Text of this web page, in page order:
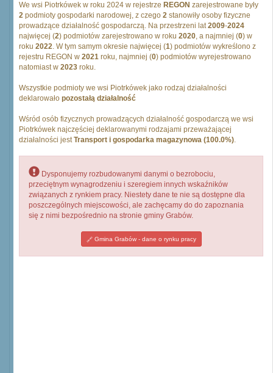
We wsi Piotrkówek w roku 2024 w rejestrze REGON zarejestrowane były
2 podmioty gospodarki narodowej, z czego 2 stanowiły osoby fizyczne
prowadzące działalność gospodarczą. Na przestrzeni lat2009-2024
najwięcej (2) podmiotów zarejestrowano w roku 2020, a najmniej (0) w
roku 2022. W tym samym okresie najwięcej (1) podmiotów wykreślono z
rejestru REGON w 2021 roku, najmniej (0) podmiotów wyrejestrowano
natomiast w 2023 roku.
Wszystkie podmioty we wsi Piotrkówek jako rodzaj działalności
deklarowało pozostałą działalność
Wśród osób fizycznych prowadzących działalność gospodarczą we wsi
Piotrkówek najczęściej deklarowanymi rodzajami przeważającej
działalności jestTransport i gospodarka magazynowa (100.0%).
Dysponujemy rozbudowanymi danymi o bezrobociu,
przeciętnym wynagrodzeniu i szeregiem innych wskaźników
związanych z rynkiem pracy. Niestety dane te nie są dostępne dla
poszczególnych miejscowości, ale zachęcamy do do zapoznania
się z nimi bezpośrednio na stronie gminy Grabów.
Gmina Grabów - dane o rynku pracy